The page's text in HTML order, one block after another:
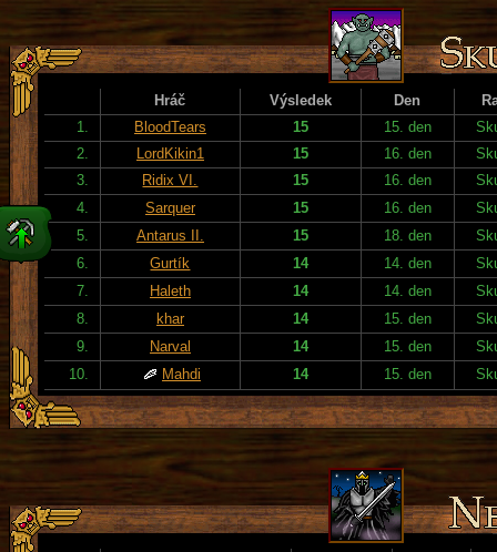
Hráč Výsledek Den
1.
BloodTears 15 15. den
2.
LordKikin1 15 16. den
3.
Ridix VI. 15 16. den
4.
Sarquer 15 16. den
5.
Antarus II. 15 18. den
6.
Gurtík 14 14. den
7.
Haleth 14 14. den
8.
khar 14 15. den
9.
Narval 14 15. den
10.
Mahdi 14 15. den